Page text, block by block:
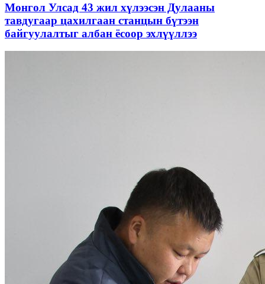
Монгол Улсад 43 жил хүлээсэн Дулааны
тавдугаар цахилгаан станцын бүтээн
байгуулалтыг албан ёсоор эхлүүллээ